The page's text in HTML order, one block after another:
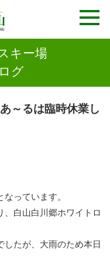
キー場
グ
～るは臨時休業し
っています。
、白山白川郷ホワイトロ
したが、大雨のため本日